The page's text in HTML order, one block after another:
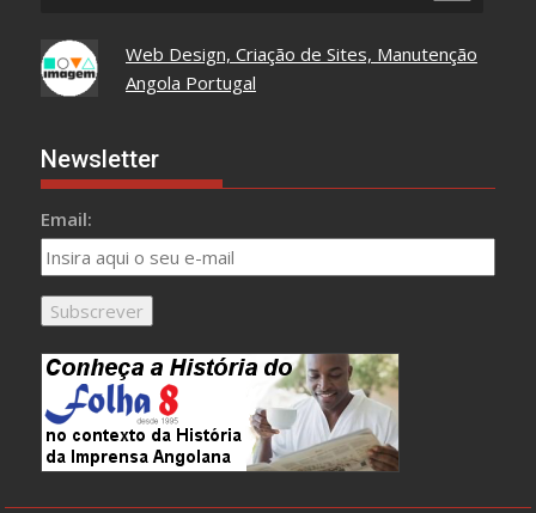
Web Design, Criação de Sites, Manutenção
Angola Portugal
Newsletter
Email: